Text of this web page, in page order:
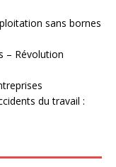
sans bornes
– Révolution
du travail :